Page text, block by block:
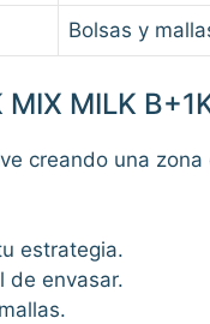
Bolsas y
MILK
creando una
estrategia.
de envasar.